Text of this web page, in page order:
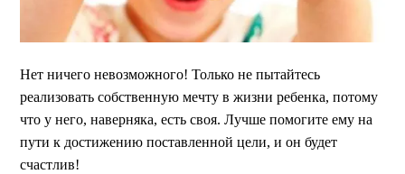
Нет ничего невозможного! Только не пытайтесь
реализовать собственную мечту в жизни ребенка, потому
что у него, наверняка, есть своя. Лучше помогите ему на
пути к достижению поставленной цели, и он будет
счастлив!